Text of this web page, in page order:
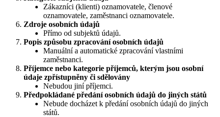
Zákazníci (klienti) oznamovatele, členové
oznamovatele, zaměstnanci oznamovatele.
Zdroje osobních údajů
Přímo od subjektů údajů.
Popis způsobu zpracování osobních údajů
Manuální a automatické zpracování vlastními
zaměstnanci.
Příjemce nebo kategorie příjemců, kterým jsou osobní
údaje zpřístupněny či sdělovány
Nebudou jiní příjemci.
Předpokládané předání osobních údajů do jiných států
Nebude docházet k předání osobních údajů do jiných
států.